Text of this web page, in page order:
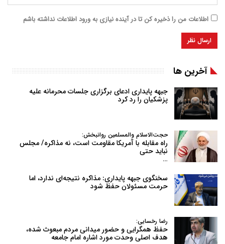
اطلاعات من را ذخیره کن تا در آینده نیازی به ورود اطلاعات نداشته باشم
آخرین ها
جبهه پایداری ادعای برگزاری جلسات محرمانه علیه
پزشکیان را رد کرد
حجت‌الاسلام والمسلمین روانبخش:
راه مقابله با آمریکا مقاومت است، نه مذاکره/ مجلس
نباید حتی
…
سخنگوی جبهه پایداری: مذاکره نتیجه‌ای ندارد، اما
حرمت مسئولان حفظ شود
رضا رخسایی:
حفظ همگرایی و حضور میدانی مردم مبعوث شده،
هدف اصلی وحدت مورد اشاره امام جامعه